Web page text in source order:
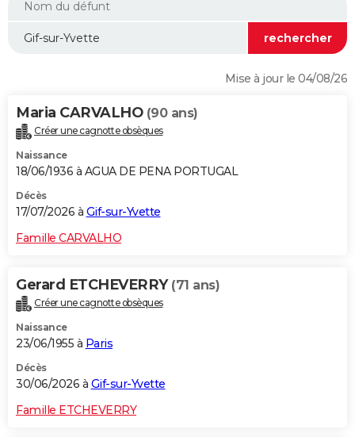
Forum
Aménagement intérieur
Extérieur
Cuisine
Salle de bains
Jardinage
Rangement
WEEK-END
Guides de France
Escapades
Patrimoine
Expositions
Musées
Week-end nature
LIFESTYLE
Alimentation
Guide de la santé
Maladies
Médicaments
Sommeil
VOYAGE
Destinations
City break
Voyage nature
Voyage de noces
Forum
Climat
+PHOTO
GUIDES D'ACHAT
BONS PLANS
CARTE DE VOEUX
Dictionnaire
Biographies
Citations
Expressions
Proverbes
PROGRAMME TV
COPAINS D'AVANT
S'inscrire
Se connecter
Lycées
Collèges
Primaires
Universités
Entreprises
Service militaire
Avis de recherche
AVIS DE DÉCÈS
Mise à jour le 04/08/26
Maria CARVALHO (90 ans)
Créer une cagnotte obsèques
Naissance
18/06/1936 à AGUA DE PENA PORTUGAL
Décès
17/07/2026 à Gif-sur-Yvette
Famille CARVALHO
Gerard ETCHEVERRY (71 ans)
Créer une cagnotte obsèques
Naissance
23/06/1955 à Paris
Décès
30/06/2026 à Gif-sur-Yvette
Famille ETCHEVERRY